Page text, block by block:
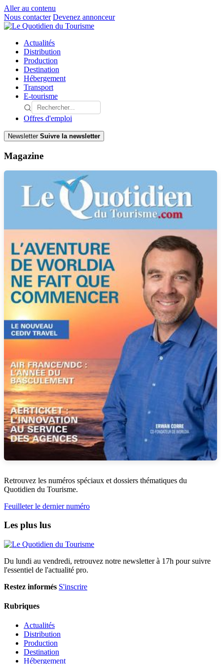
Aller au contenu
Nous contacter Devenez annonceur
Actualités
Distribution
Production
Destination
Hébergement
Transport
E-tourisme
Offres d'emploi
Newsletter Suivre la newsletter
Magazine
Retrouvez les numéros spéciaux et dossiers thématiques du
Quotidien du Tourisme.
Feuilleter le dernier numéro
Les plus lus
Du lundi au vendredi, retrouvez notre newsletter à 17h pour suivre
l'essentiel de l'actualité pro.
Restez informés S'inscrire
Rubriques
Actualités
Distribution
Production
Destination
Hébergement